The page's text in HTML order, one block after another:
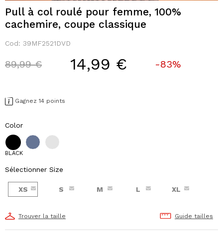
Pull à col roulé pour femme, 100%
cachemire, coupe classique
Cod: 39MF2521DVD
Price reduced from
89,99 €to 14,99 € -83%
Gagnez 14 points
Color
BLACK
Sélectionner Size
XS S M L XL
Trouver la taille Guide tailles